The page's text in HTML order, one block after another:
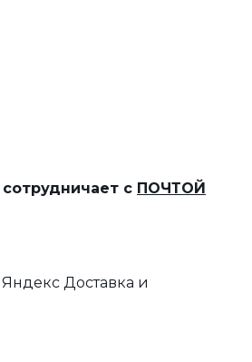
с ПОЧТОЙ
Доставка и